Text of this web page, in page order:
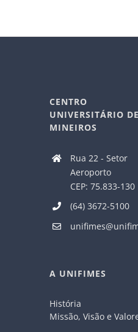
CENTRO
UNIVERSITÁRIO DE
MINEIROS
Rua 22 - Setor
Aeroporto
CEP: 75.833-130
(64) 3672-5100
A UNIFIMES
História
Missão, Visão e